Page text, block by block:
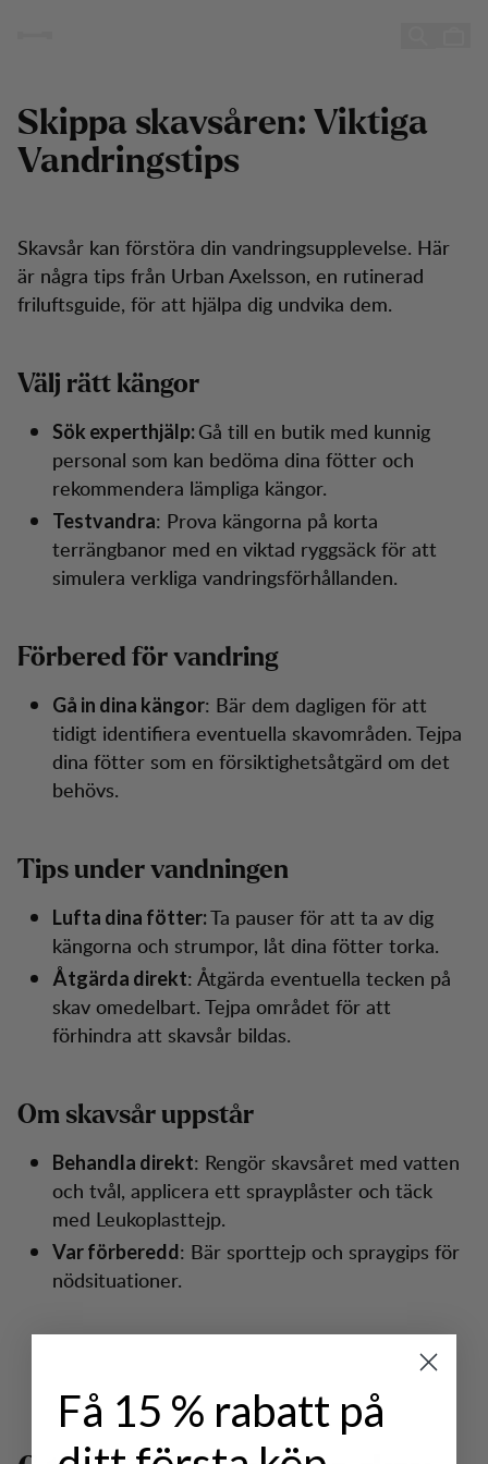
Skippa skavsåren: Viktiga
Vandringstips
Skavsår kan förstöra din vandringsupplevelse. Här
är några tips från Urban Axelsson, en rutinerad
friluftsguide, för att hjälpa dig undvika dem.
Välj rätt kängor
Sök experthjälp:Gå till en butik med kunnig
personal som kan bedöma dina fötter och
rekommendera lämpliga kängor.
Testvandra: Prova kängorna på korta
terrängbanor med en viktad ryggsäck för att
simulera verkliga vandringsförhållanden.
Förbered för vandring
Gå in dina kängor: Bär dem dagligen för att
tidigt identifiera eventuella skavområden. Tejpa
dina fötter som en försiktighetsåtgärd om det
behövs.
Tips under vandningen
Lufta dina fötter:Ta pauser för att ta av dig
kängorna och strumpor, låt dina fötter torka.
Åtgärda direkt: Åtgärda eventuella tecken på
skav omedelbart. Tejpa området för att
förhindra att skavsår bildas.
Om skavsår uppstår
Behandla direkt: Rengör skavsåret med vatten
och tvål, applicera ett sprayplåster och täck
med Leukoplasttejp.
Var förberedd: Bär sporttejp och spraygips för
nödsituationer.
Få 15 % rabatt på